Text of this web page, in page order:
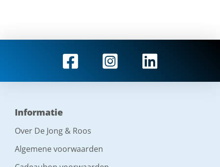
Informatie
Over De Jong & Roos
Algemene voorwaarden